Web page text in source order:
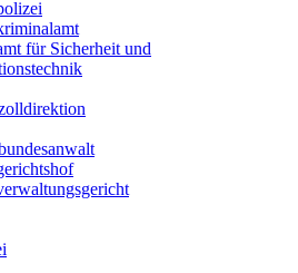
für Sicherheit und